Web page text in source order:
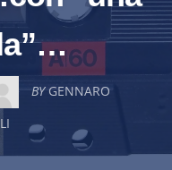
BY GENNARO